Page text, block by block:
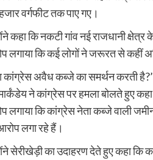
वर्गफीट तक पाए गए।
कहा कि नकटी गांव नई राजधानी
लगाया कि कई लोगों ने जरूरत से कहीं
कांग्रेस अवैध कब्जे का समर्थन करती है?’
ने कांग्रेस पर हमला बोलते हुए
लगाया कि कांग्रेस नेता कब्जे वाली
लगा रहे हैं।
सेरीखेड़ी का उदाहरण देते हुए कहा कि